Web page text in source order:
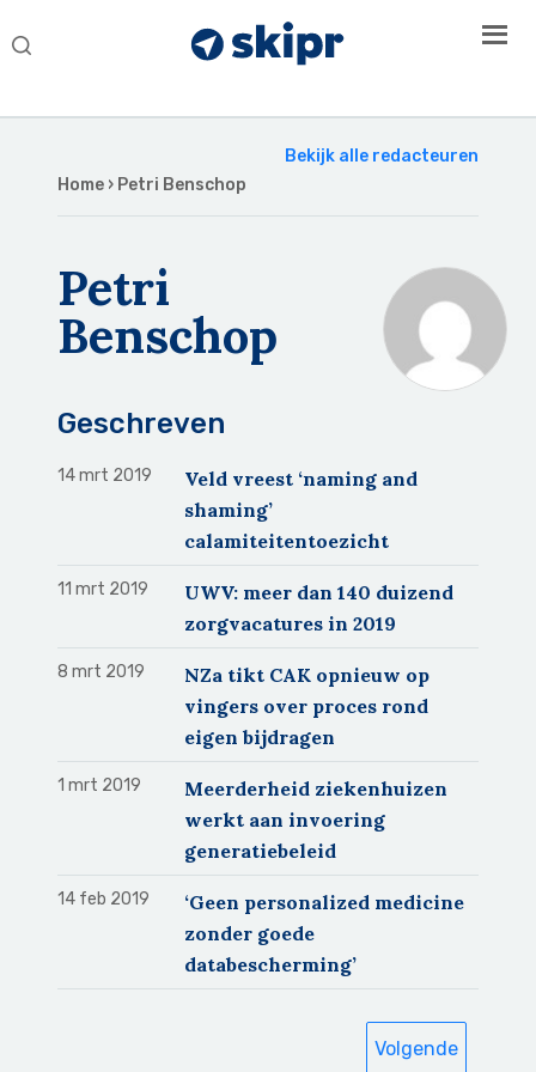
Search
Bekijk alle redacteuren
Home › Petri Benschop
Petri
Benschop
Geschreven
14 mrt 2019
Veld vreest ‘naming and
shaming’
calamiteitentoezicht
11 mrt 2019
UWV: meer dan 140 duizend
zorgvacatures in 2019
8 mrt 2019
NZa tikt CAK opnieuw op
vingers over proces rond
eigen bijdragen
1 mrt 2019
Meerderheid ziekenhuizen
werkt aan invoering
generatiebeleid
14 feb 2019
‘Geen personalized medicine
zonder goede
databescherming’
Volgende